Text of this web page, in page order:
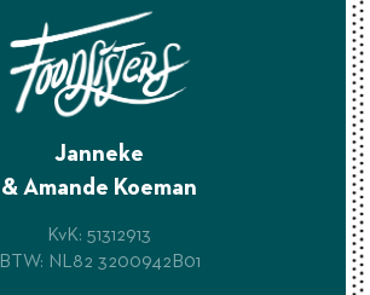
Janneke
& Amande Koeman
KvK: 51312913
BTW: NL82 3200942B01